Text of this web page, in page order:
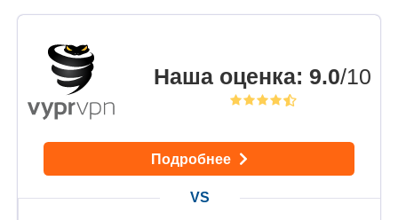
Наша оценка: 9.0/10
Подробнее